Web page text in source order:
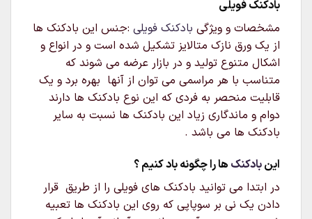
بادکنک فویلی
مشخصات و ویژگی بادکنک فویلی :جنس این بادکنک ها
از یک ورق نازک متالایز تشکیل شده است و در انواع و
اشکال متنوع تولید و در بازار عرضه می شوند که
متناسب با هر مراسمی می توان از آنها بهره برد و یک
قابلیت منحصر به فردی که این نوع بادکنک ها دارند
دوام و ماندگاری زیاد این بادکنک ها نسبت به سایر
بادکنک ها می باشد .
اینبادکنک ها را چگونه باد کنیم ؟
در ابتدا می توانید بادکنک های فویلی را از طریق قرار
دادن یک نی بر سوپاپی که روی این بادکنک ها تعبیه